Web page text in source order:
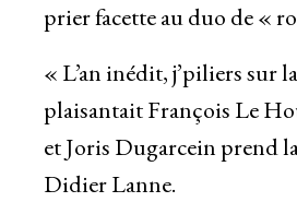
prier facette au duo de «
« L’an inédit, j’piliers sur
plaisantait François Le
et Joris Dugarcein prend
Didier Lanne.